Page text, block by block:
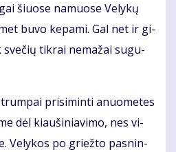
šiuo­se na­muo­se Ve­ly­kų
bu­vo ke­pa­mi. Gal net ir gi­
sve­čių tik­rai ne­ma­žai su­gu­
pri­si­min­ti anuo­me­tes
dėl kiau­ši­nia­vi­mo, nes vi­
Ve­ly­kos po griež­to pas­nin­